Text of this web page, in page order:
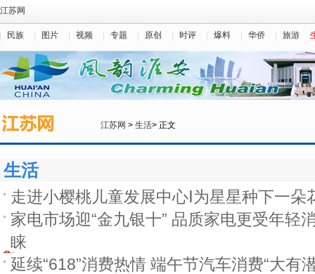
江苏网
民族 图片 视频 专题 原创 时评 爆料 华侨 旅游
江苏网 > 生活> 正文
生活
走进小樱桃儿童发展中心Ⅰ为星星种下一朵
家电市场迎“金九银十” 品质家电更受年轻
睐
延续“618”消费热情 端午节汽车消费“大有